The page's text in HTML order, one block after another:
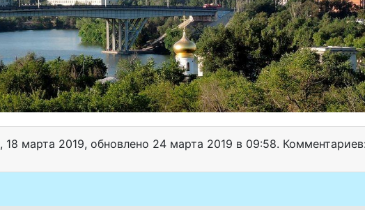
, 18 марта 2019, обновлено 24 марта 2019 в 09:58.